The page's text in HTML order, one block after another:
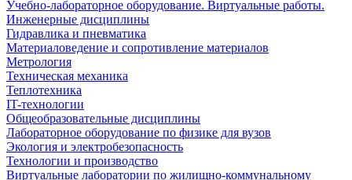
Учебно-лабораторное оборудование. Виртуальные работы.
Инженерные дисциплины
Гидравлика и пневматика
Материаловедение и сопротивление материалов
Метрология
Техническая механика
Теплотехника
IT-технологии
Общеобразовательные дисциплины
Лабораторное оборудование по физике для вузов
Экология и электробезопасность
Технологии и производство
Виртуальные лаборатории по жилищно-коммунальному